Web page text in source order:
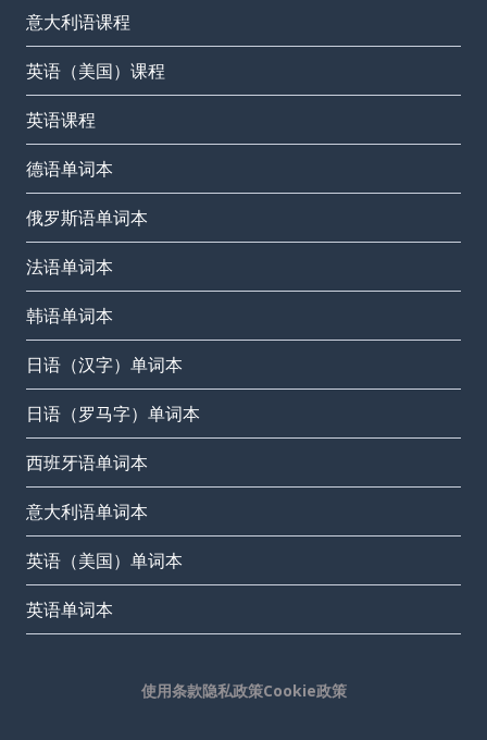
意大利语课程
英语（美国）课程
英语课程
德语单词本
俄罗斯语单词本
法语单词本
韩语单词本
日语（汉字）单词本
日语（罗马字）单词本
西班牙语单词本
意大利语单词本
英语（美国）单词本
英语单词本
使用条款隐私政策Cookie政策